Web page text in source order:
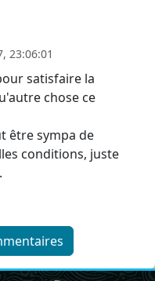
23:06:01
satisfaire la
chose ce
être sympa de
conditions, juste